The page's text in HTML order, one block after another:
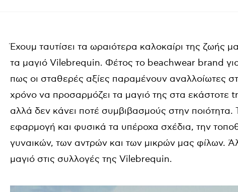
Έχουμ ταυτίσει τα ωραιότερα καλοκαίρι της ζωής
τα μαγιό Vilebrequin. Φέτος το beachwear brand
πως οι σταθερές αξίες παραμένουν αναλλοίωτες
χρόνο να προσαρμόζει τα μαγιό της στα εκάστοτε
αλλά δεν κάνει ποτέ συμβιβασμούς στην
εφαρμογή και φυσικά τα υπέροχα σχέδια, την
γυναικών, των αντρών και των μικρών μας φίλων.
μαγιό στις συλλογές της Vilebrequin.